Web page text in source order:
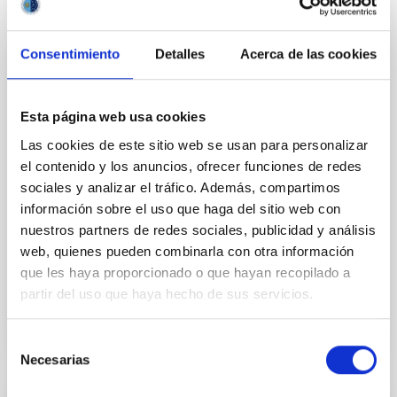
Consentimiento Detalles Acerca de las cookies
Esta página web usa cookies
Las cookies de este sitio web se usan para personalizar
el contenido y los anuncios, ofrecer funciones de redes
sociales y analizar el tráfico. Además, compartimos
información sobre el uso que haga del sitio web con
nuestros partners de redes sociales, publicidad y análisis
web, quienes pueden combinarla con otra información
que les haya proporcionado o que hayan recopilado a
partir del uso que haya hecho de sus servicios.
Necesarias
El curso, impartido por Hannah Thiel, investigadora
del Vigo Quantum Communication Center, reunió al
personal del Instituto en torno a los fundamentos,
de claves. El Instituto de Astrofísica de Canarias (IAC)
celebró los días 28 y 29 de julio un curso
especializado en comunicaciones cuánticas,
organizado a invitación del Laboratorio de
Comunicaciones Ópticas en Espacio Libre del
proyecto CELESTE. La formación, impartida por la
investigadora Hannah Thiel, del Vigo Quantum
Communication Center de la
Fecha de publicación 30/07/2026 - 15:01:01